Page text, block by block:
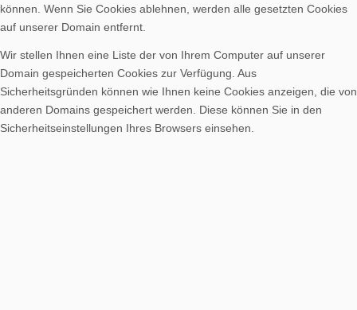
können. Wenn Sie Cookies ablehnen, werden alle gesetzten Cookies
auf unserer Domain entfernt.
Wir stellen Ihnen eine Liste der von Ihrem Computer auf unserer
Domain gespeicherten Cookies zur Verfügung. Aus
Sicherheitsgründen können wie Ihnen keine Cookies anzeigen, die von
anderen Domains gespeichert werden. Diese können Sie in den
Sicherheitseinstellungen Ihres Browsers einsehen.